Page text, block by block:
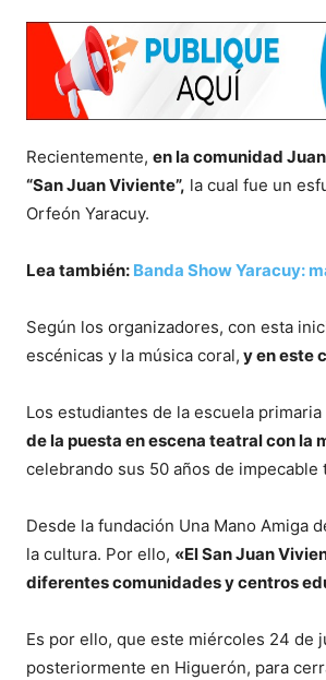
Recientemente, en la comunidad
“San Juan Viviente”, la cual fue un
Orfeón Yaracuy.
Lea también: Banda Show Yaracuy:
Según los organizadores, con esta
escénicas y la música coral, y en este
Los estudiantes de la escuela
de la puesta en escena teatral con la
celebrando sus 50 años de
Desde la fundación Una Mano Amiga
la cultura. Por ello, «El San Juan
diferentes comunidades y centros
Es por ello, que este miércoles 24 de
posteriormente en Higuerón, para